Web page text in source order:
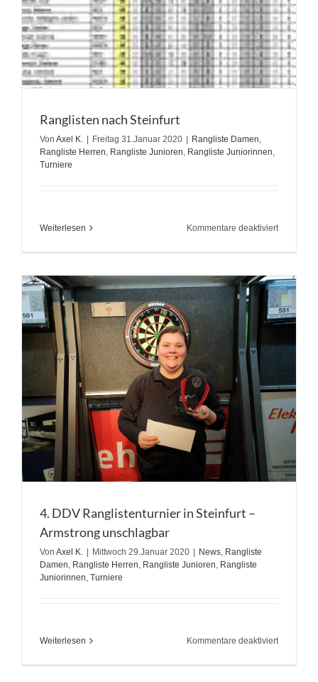
Ranglisten nach Steinfurt
Von Axel K. Freitag 31.Januar 2020 Rangliste Damen,
Rangliste Herren, Rangliste Junioren, Rangliste Juniorinnen,
Turniere
Weiterlesen Kommentare deaktiviertfür
4. DDV Ranglistenturnier in Steinfurt –
Armstrong unschlagbar
Von Axel K. | Mittwoch 29.Januar 2020 | News, Rangliste
Damen, Rangliste Herren, Rangliste Junioren, Rangliste
Juniorinnen, Turniere
Weiterlesen Kommentare deaktiviertfür